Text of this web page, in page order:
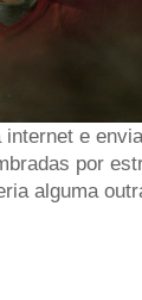
e
por
alguma